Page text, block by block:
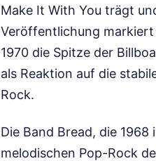
Make It With You trägt
Veröffentlichung
1970 die Spitze der
als Reaktion auf die
Rock.
Die Band Bread, die
melodischen Pop-Rock